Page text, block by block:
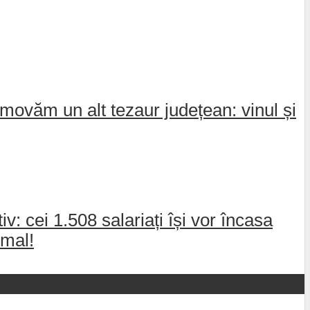
un alt tezaur județean: vinul și
cei 1.508 salariați își vor încasa